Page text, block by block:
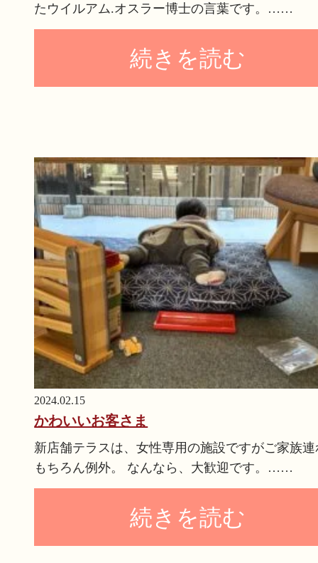
たウイルアム.オスラー博士の言葉です。……
続きを読む
2024.02.15
かわいいお客さま
新店舗テラスは、女性専用の施設ですがご家族
もちろん例外。 なんなら、大歓迎です。……
続きを読む